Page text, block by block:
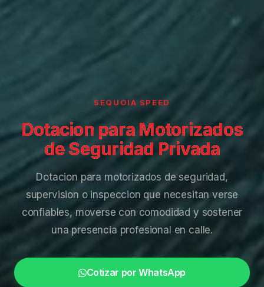
SEQUOIA SPEED
Dotacion para Motorizados
de Seguridad Privada
Dotacion para motorizados de seguridad,
supervision o inspeccion que necesitan verse
confiables, moverse con comodidad y sostener
una presencia profesional en calle.
Cotizar por WhatsApp